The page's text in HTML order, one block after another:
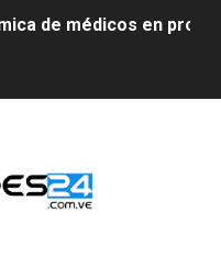
de médicos en
vacacional de